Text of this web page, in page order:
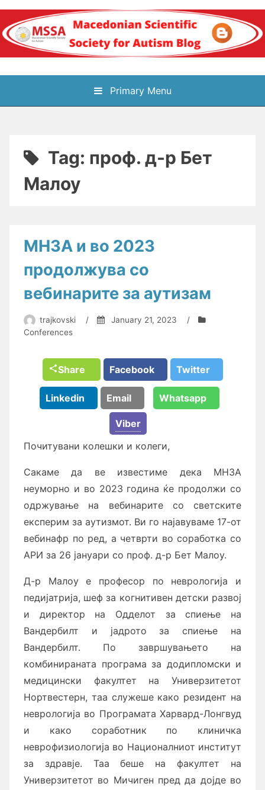
Skip
content
Блог на
Македонското научно
здружение за
Primary Menu
Tag: проф. д-р Бет
Малоу
МНЗА и во 2023
продолжува со
вебинарите за аутизам
trajkovski / January 21, 2023
/
Conferences
Share Facebook Twitter
Linkedin Email Whatsapp
Viber
Почитувани колешки и колеги,
Сакаме да ве известиме дека МНЗА
неуморно и во 2023 година ќе продолжи со
одржување на вебинарите со светските
експерим за аутизмот. Ви го најавуваме 17-от
вебинафр по ред, а четврти во соработка со
АРИ за 26 јануари со проф. д-р Бет Малоу.
Д-р Малоу е професор по неврологија и
педијатрија, шеф за когнитивен детски развој
и директор на Одделот за спиење на
Вандербилт и јадрото за спиење на
Вандербилт. По завршувањето на
комбинираната програма за додипломски и
медицински факултет на Универзитетот
Нортвестерн, таа служеше како резидент на
неврологија во Програмата Харвард-Лонгвуд
и како соработник по клиничка
неврофизиологија во Националниот институт
за здравје. Таа беше на факултет на
Универзитетот во Мичиген пред да дојде во